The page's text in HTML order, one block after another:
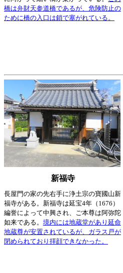
橋は弁財天参道橋であるが、危険防止の
ために橋の入口は鎖で塞がれている。
新福寺
長屋門の家の先右手に浄土宗の寶國山新
福寺がある。新福寺は延宝4年（1676）
編誉によって中興され、ご本尊は阿弥陀
如来である。 境内には地蔵堂があり延命
地蔵尊が安置されているが、ガラス戸が
閉められており拝顔できなかった。